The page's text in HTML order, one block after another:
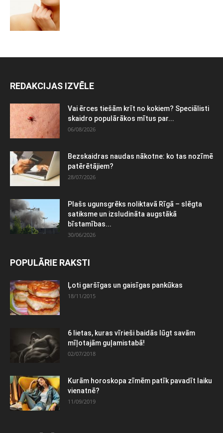
REDAKCIJAS IZVĒLE
Vai ērces tiešām krīt no kokiem? Speciālisti
skaidro populārākos mītus par...
06/08/2026
Bezskaidras naudas nākotne: ko tas nozīmē
patērētājiem?
28/07/2026
Plašs ugunsgrēks noliktavā Rīgā – slēgta
satiksme un izsludināta augstākā
bīstamības...
30/06/2026
POPULĀRIE RAKSTI
Ļoti garšīgas un gaisīgas pankūkas
18/11/2015
6 lietas, kuras vīrieši baidās lūgt savām
mīļotajām guļamistabā!
02/07/2018
Kurām horoskopa zīmēm patīk pavadīt laiku
vienatnē?
11/09/2019